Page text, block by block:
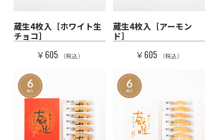
蔵生4枚入［ホワイト生
チョコ］
￥605 （税込）
蔵生4枚入［アーモン
ド］
￥605 （税込）